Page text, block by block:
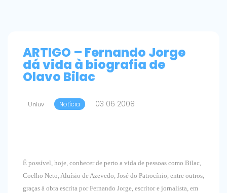
ARTIGO – Fernando Jorge
dá vida à biografia de
Olavo Bilac
Uniuv Notícia 03 06 2008
É possível, hoje, conhecer de perto a vida de pessoas como Bilac,
Coelho Neto, Aluísio de Azevedo, José do Patrocínio, entre outros,
graças à obra escrita por Fernando Jorge, escritor e jornalista, em